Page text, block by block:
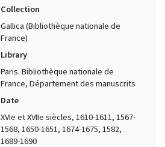
Collection
Gallica (Bibliothèque nationale de
France)
Library
Paris. Bibliothèque nationale de
France, Département des manuscrits
Date
XVIe et XVIIe siècles, 1610-1611, 1567-
1568, 1650-1651, 1674-1675, 1582,
1689-1690